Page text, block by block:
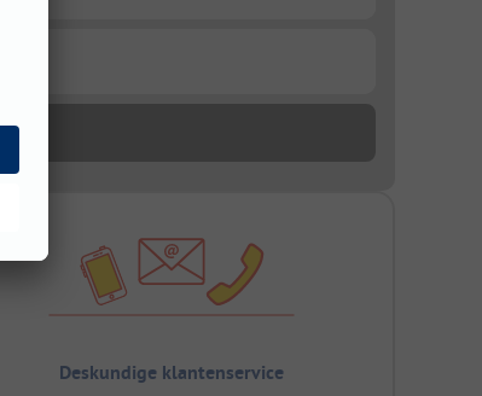
Deskundige klantenservice